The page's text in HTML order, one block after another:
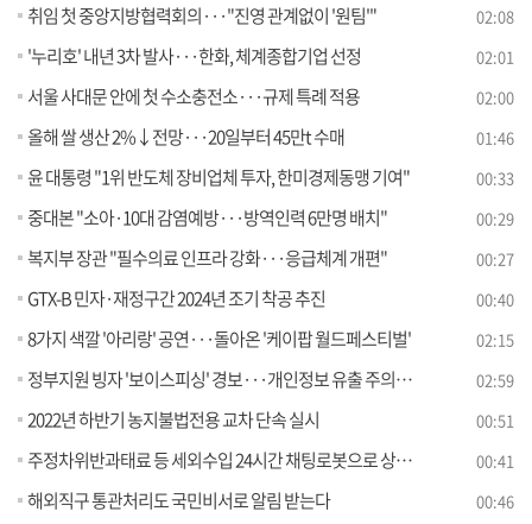
취임 첫 중앙지방협력회의···"진영 관계없이 '원팀'" 02:08
'누리호' 내년 3차 발사···한화, 체계종합기업 선정 02:01
서울 사대문 안에 첫 수소충전소···규제 특례 적용 02:00
올해 쌀 생산 2%↓전망···20일부터 45만t 수매 01:46
윤 대통령 "1위 반도체 장비업체 투자, 한미경제동맹 기여" 00:33
중대본 "소아·10대 감염예방···방역인력 6만명 배치" 00:29
복지부 장관 "필수의료 인프라 강화···응급체계 개편" 00:27
GTX-B 민자·재정구간 2024년 조기 착공 추진 00:40
8가지 색깔 '아리랑' 공연···돌아온 '케이팝 월드페스티벌' 02:15
정부지원 빙자 '보이스피싱' 경보···개인정보 유출 주의 [정책현장+] 02:59
2022년 하반기 농지불법전용 교차 단속 실시 00:51
주정차위반과태료 등 세외수입 24시간 채팅로봇으로 상담하세요 00:41
해외직구 통관처리도 국민비서로 알림 받는다 00:46